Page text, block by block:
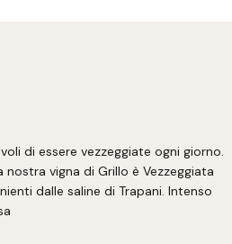
di essere vezzeggiate ogni giorno.
vigna di Grillo è Vezzeggiata
dalle saline di Trapani. Intenso